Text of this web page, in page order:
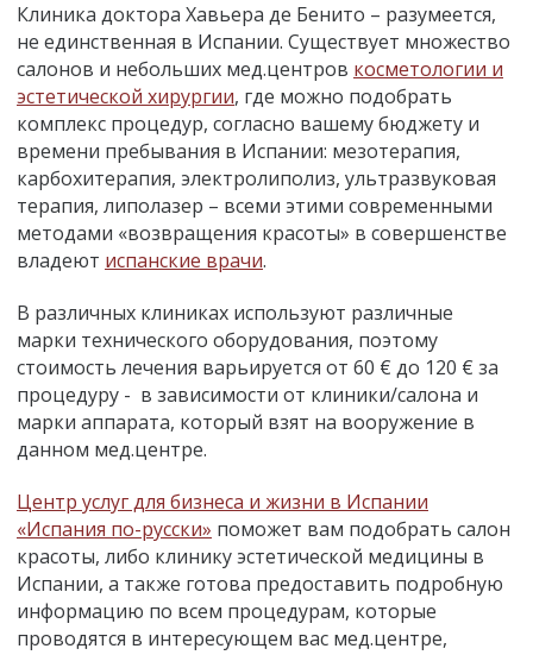
Клиника доктора Хавьера де Бенито – разумеется,
не единственная в Испании. Существует множество
салонов и небольших мед.центров косметологии и
эстетической хирургии, где можно подобрать
комплекс процедур, согласно вашему бюджету и
времени пребывания в Испании: мезотерапия,
карбохитерапия, электролиполиз, ультразвуковая
терапия, липолазер – всеми этими современными
методами «возвращения красоты» в совершенстве
владеют испанские врачи.
В различных клиниках используют различные
марки технического оборудования, поэтому
стоимость лечения варьируется от 60 € до 120 € за
процедуру - в зависимости от клиники/салона и
марки аппарата, который взят на вооружение в
данном мед.центре.
Центр услуг для бизнеса и жизни в Испании
«Испания по-русски» поможет вам подобрать салон
красоты, либо клинику эстетической медицины в
Испании, а также готова предоставить подробную
информацию по всем процедурам, которые
проводятся в интересующем вас мед.центре,